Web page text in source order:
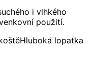
i vlhkého
použití.
Hluboká lopatka